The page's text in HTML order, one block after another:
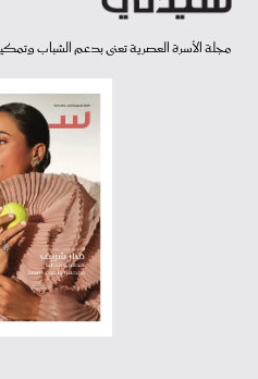
مجلة الأسرة العصرية تعنى بدعم الشباب